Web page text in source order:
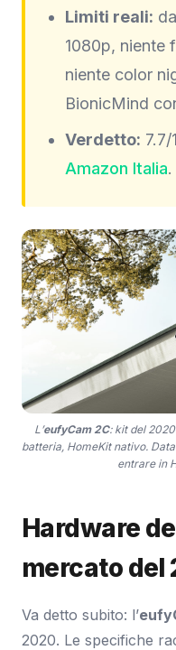
Limiti reali:
1080p, niente
niente color
BionicMind
Verdetto:
Amazon Italia.
L’eufyCam 2C: kit del
batteria, HomeKit nativo.
entrare in
Hardware
mercato del
Va detto subito: l’
2020. Le specifiche